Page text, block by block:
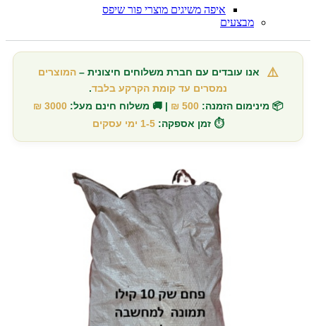
איפה משיגים מוצרי פור שיפס
מבצעים
⚠️ אנו עובדים עם חברת משלוחים חיצונית –המוצרים
נמסרים עד קומת הקרקע בלבד.
📦 מינימום הזמנה: 500 ₪ | 🚚 משלוח חינם מעל: 3000 ₪
⏱️ זמן אספקה: 1-5 ימי עסקים